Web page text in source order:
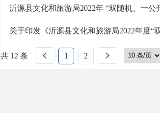
沂源县文化和旅游局2022年 “双随机、一公
关于印发《沂源县文化和旅游局2022年度“
共 12 条 1 2